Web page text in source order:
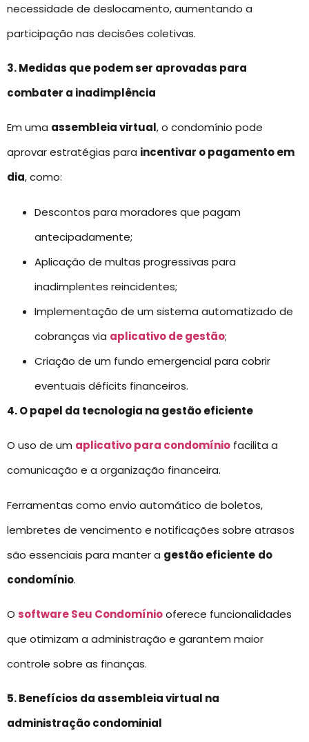
necessidade de deslocamento, aumentando a
participação nas decisões coletivas.
3. Medidas que podem ser aprovadas para
combater a inadimplência
Em uma assembleia virtual, o condomínio pode
aprovar estratégias para incentivar o pagamento em
dia, como:
Descontos para moradores que pagam
antecipadamente;
Aplicação de multas progressivas para
inadimplentes reincidentes;
Implementação de um sistema automatizado de
cobranças via aplicativo de gestão;
Criação de um fundo emergencial para cobrir
eventuais déficits financeiros.
4. O papel da tecnologia na gestão eficiente
O uso de um aplicativo para condomínio facilita a
comunicação e a organização financeira.
Ferramentas como envio automático de boletos,
lembretes de vencimento e notificações sobre atrasos
são essenciais para manter a gestão eficiente do
condomínio.
O software Seu Condomíniooferece funcionalidades
que otimizam a administração e garantem maior
controle sobre as finanças.
5. Benefícios da assembleia virtual na
administração condominial